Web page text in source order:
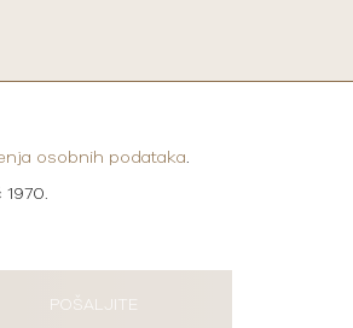
osobnih podataka.
POŠALJITE